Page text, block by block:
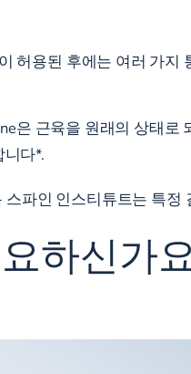
허용된 후에는 여러 가
은 근육을 원래의 상태
다*.
파인 인스티튜트는 특정
하신가